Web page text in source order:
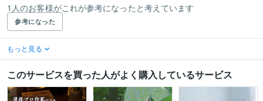
1人のお客様がこれが参考になったと考えています
参考になった
もっと見る
このサービスを買った人がよく購入しているサービス